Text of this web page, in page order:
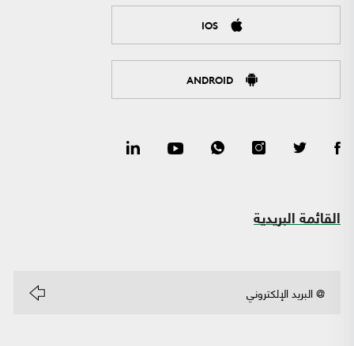
IOS
ANDROID
القائمة البريدية